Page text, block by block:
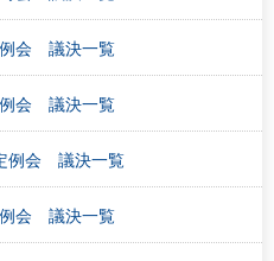
例会 議決一覧
例会 議決一覧
例会 議決一覧
例会 議決一覧